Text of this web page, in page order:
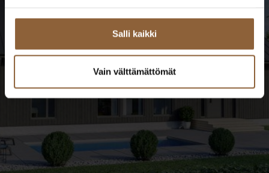
Salli kaikki
Vain välttämättömät
TALOESITTELYT PAIKAN PÄÄLLÄ